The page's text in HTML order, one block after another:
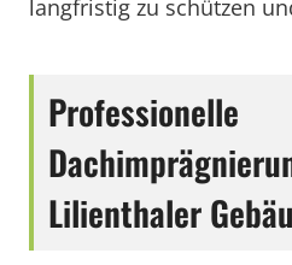
langfristig zu schützen
Professionelle
Lilienthaler